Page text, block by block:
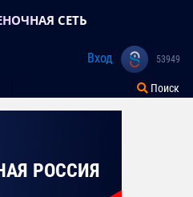
СЕТЬ
Вход 53949
Поиск
РОССИЯ